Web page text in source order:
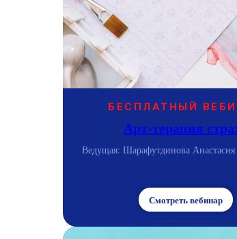
БЕСПЛАТНЫЙ
Арт-терапия
Ведущая: Шарафутдинова Анастасия
Смотреть вебинар